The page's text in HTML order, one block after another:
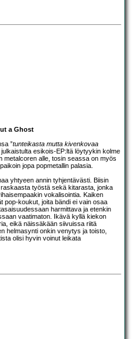
a Ghost
”tunteikasta mutta kivenkovaa
julkaistulta esikois-EP:ltä löytyykin kolme
metalcoren alle, tosin seassa on myös
jopa popmetallin palasia.
yhtyeen annin tyhjentävästi. Biisin
työstä sekä kitarasta, jonka
vokalisointia. Kaiken
pop-koukut, joita bändi ei vain osaa
harmittava ja etenkin
vaatimaton. Ikävä kyllä kiekon
eikä näissäkään siivuissa riitä
helmasynti onkin venytys ja toisto,
olisi hyvin voinut leikata